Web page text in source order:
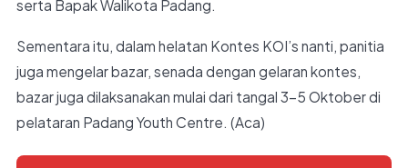
serta Bapak Walikota Padang.
Sementara itu, dalam helatan Kontes KOI’s nanti, panitia
juga mengelar bazar, senada dengan gelaran kontes,
bazar juga dilaksanakan mulai dari tangal 3-5 Oktober di
pelataran Padang Youth Centre. (Aca)